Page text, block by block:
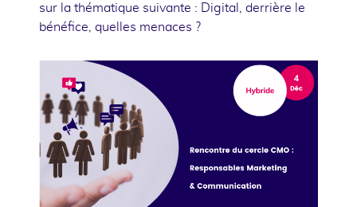
sur la thématique suivante : Digital, derrière le
bénéfice, quelles menaces ?